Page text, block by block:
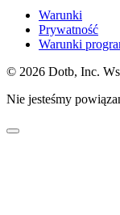
Warunki
Prywatność
Warunki
© 2026 Dotb, Inc.
Nie jesteśmy